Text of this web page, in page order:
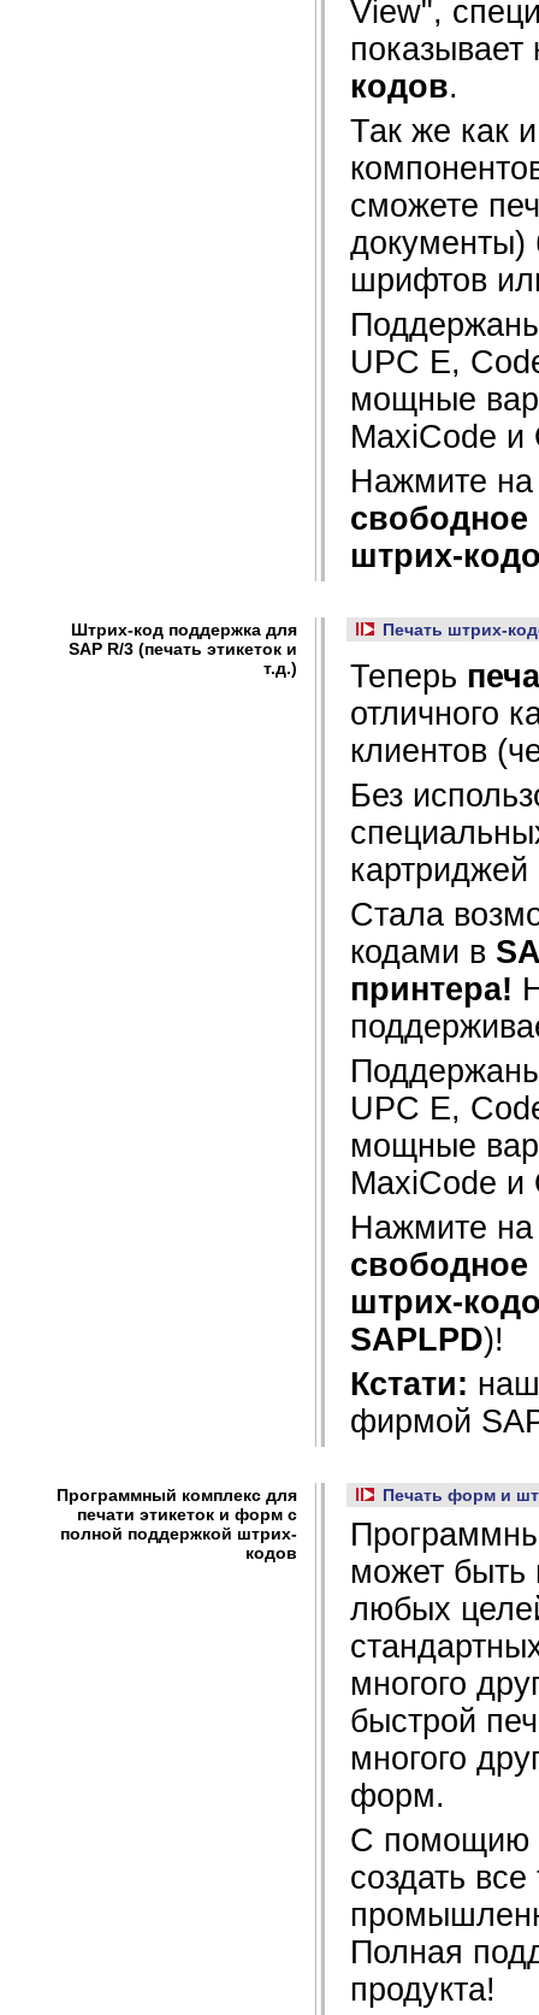
View",
показывает
кодов.
Так же как
сможете
документы)
шрифтов
UPC E,
мощные
MaxiCode и
Нажмите
свободное
штрих-
Штрих-код поддержка для
SAP R/3 (печать этикеток и
т.д.)
Печать штрих-
Теперь
отличного
клиентов
Без
картриджей
Стала
кодами в
принтера!
UPC E,
мощные
MaxiCode и
Нажмите
свободное
штрих-
SAPLPD)!
Кстати:
фирмой
Программный комплекс для
печати этикеток и форм с
полной поддержкой штрих-
кодов
Печать форм и
может быть
любых
многого
быстрой
многого
форм.
С помощию
создать
Полная
продукта!